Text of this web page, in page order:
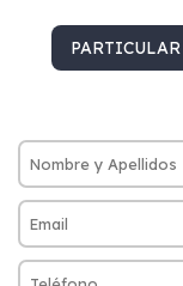
PARTICULAR